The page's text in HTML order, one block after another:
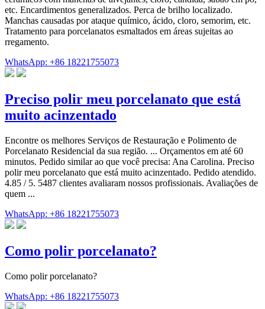
etc. Encardimentos generalizados. Perca de brilho localizado.
Manchas causadas por ataque químico, ácido, cloro, semorim, etc.
Tratamento para porcelanatos esmaltados em áreas sujeitas ao
rregamento.
WhatsApp: +86 18221755073
Preciso polir meu porcelanato que está
muito acinzentado
Encontre os melhores Serviços de Restauração e Polimento de
Porcelanato Residencial da sua região. ... Orçamentos em até 60
minutos. Pedido similar ao que você precisa: Ana Carolina. Preciso
polir meu porcelanato que está muito acinzentado. Pedido atendido.
4.85 / 5. 5487 clientes avaliaram nossos profissionais. Avaliações de
quem ...
WhatsApp: +86 18221755073
Como polir porcelanato?
Como polir porcelanato?
WhatsApp: +86 18221755073